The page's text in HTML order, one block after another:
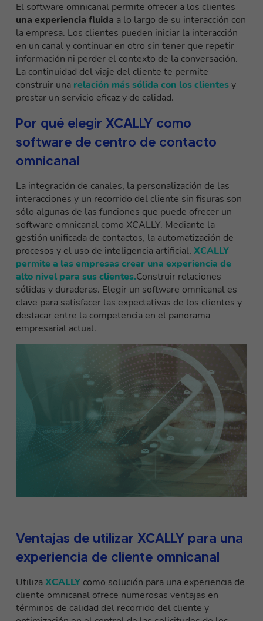
El software omnicanal permite ofrecer a los clientes
una experiencia fluida a lo largo de su interacción con
la empresa. Los clientes pueden iniciar la interacción
en un canal y continuar en otro sin tener que repetir
información ni perder el contexto de la conversación.
La continuidad del viaje del cliente te permite
construir una relación más sólida con los clientesy
prestar un servicio eficaz y de calidad.
Por qué elegir XCALLY como
software de centro de contacto
omnicanal
La integración de canales, la personalización de las
interacciones y un recorrido del cliente sin fisuras son
sólo algunas de las funciones que puede ofrecer un
software omnicanal como XCALLY. Mediante la
gestión unificada de contactos, la automatización de
procesos y el uso de inteligencia artificial, XCALLY
permite a las empresas crear una experiencia de
alto nivel para sus clientes.Construir relaciones
sólidas y duraderas. Elegir un software omnicanal es
clave para satisfacer las expectativas de los clientes y
destacar entre la competencia en el panorama
empresarial actual.
Ventajas de utilizar XCALLY para una
experiencia de cliente omnicanal
Utiliza XCALLY como solución para una experiencia de
cliente omnicanal ofrece numerosas ventajas en
términos de calidad del recorrido del cliente y